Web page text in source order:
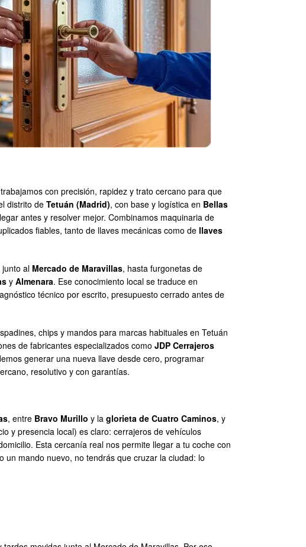
con precisión, rapidez y trato cercano para que
distrito de Tetuán (Madrid), con base y logística en Bellas
antes y resolver mejor. Combinamos maquinaria de
fiables, tanto de llaves mecánicas como de llaves
al Mercado de Maravillas, hasta furgonetas de
y Almenara. Ese conocimiento local se traduce en
técnico por escrito, presupuesto cerrado antes de
chips y mandos para marcas habituales en Tetuán
de fabricantes especializados como JDP Cerrajeros
generar una nueva llave desde cero, programar
resolutivo y con garantías.
, entre Bravo Murillo y la glorieta de Cuatro Caminos, y
y presencia local) es claro: cerrajeros de vehículos
Esta cercanía real nos permite llegar a tu coche con
un mando nuevo, no tendrás que cruzar la ciudad: lo